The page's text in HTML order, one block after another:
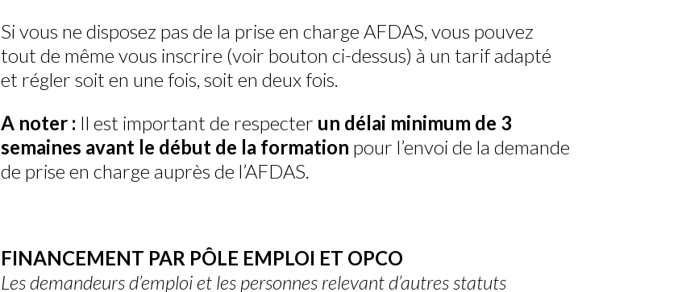
Si vous ne disposez pas de la prise en charge AFDAS, vous pouvez
tout de même vous inscrire (voir bouton ci-dessus) à un tarif adapté
et régler soit en une fois, soit en deux fois.
A noter : Il est important de respecter un délai minimum de 3
semaines avant le début de la formation pour l’envoi de la demande
de prise en charge auprès de l’AFDAS.
FINANCEMENT PAR PÔLE EMPLOI ET OPCO
Les demandeurs d’emploi et les personnes relevant d’autres statuts